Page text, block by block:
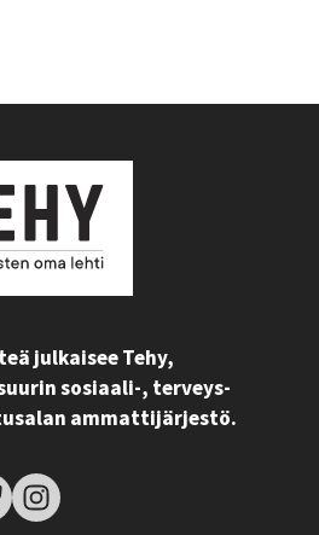
julkaisee Tehy,
sosiaali-, terveys-
ammattijärjestö.